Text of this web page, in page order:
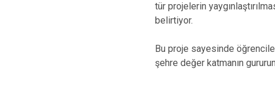
tür projelerin
belirtiyor.
Bu proje sayesinde
şehre değer katmanın